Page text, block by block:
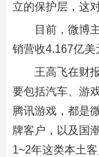
立的保护层，这
目前，微博
销营收4.167亿美
王高飞在财
要包括汽车、游
腾讯游戏，都是
牌客户，以及国
1~2年这类本土